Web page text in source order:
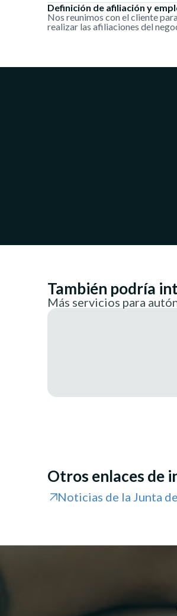
Definición de afiliación y
Nos reunimos con el cliente
realizar las afiliaciones del
También podría
Más servicios para
Otros enlaces de
Noticias de la Junta